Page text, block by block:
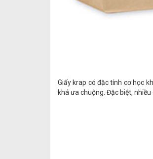
Giấy krap có đặc tính cơ học
khá ưa chuộng. Đặc biệt,